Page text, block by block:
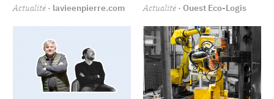
Actualité · lavieenpierre.com
Actualité · Ouest Eco-Logis